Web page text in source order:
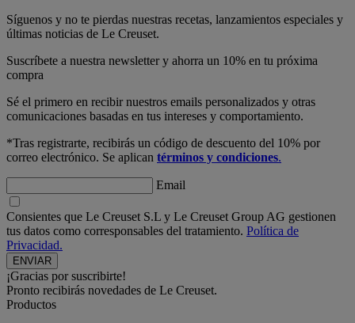
Síguenos y no te pierdas nuestras recetas, lanzamientos especiales y
últimas noticias de Le Creuset.
Suscríbete a nuestra newsletter y ahorra un 10% en tu próxima
compra
Sé el primero en recibir nuestros emails personalizados y otras
comunicaciones basadas en tus intereses y comportamiento.
*Tras registrarte, recibirás un código de descuento del 10% por
correo electrónico. Se aplican términos y condiciones.
Email
Consientes que Le Creuset S.L y Le Creuset Group AG gestionen
tus datos como corresponsables del tratamiento. Política de
Privacidad.
¡Gracias por suscribirte!
Pronto recibirás novedades de Le Creuset.
Productos